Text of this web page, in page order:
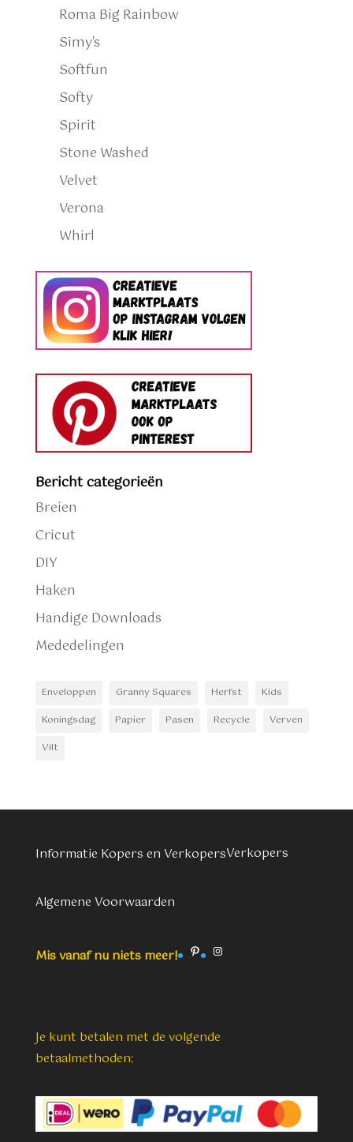
Roma Big Rainbow
Simy's
Softfun
Softy
Spirit
Stone Washed
Velvet
Verona
Whirl
Bericht categorieën
Breien
Cricut
DIY
Haken
Handige Downloads
Mededelingen
Enveloppen Granny Squares Herfst
Kids
Koningsdag
Papier Pasen Recycle
Verven
Vilt
Informatie Kopers en VerkopersVerkopers
Algemene Voorwaarden
Mis vanaf nu niets meer! PinterestInstagram
Je kunt betalen met de volgende
betaalmethoden: